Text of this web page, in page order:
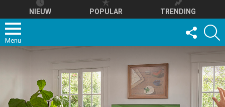
NIEUW POPULAR TRENDING
Menu
FOLLOW
US